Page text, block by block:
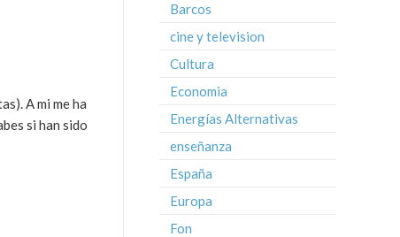
A mi me ha
si han sido
Barcos
cine y television
Cultura
Economia
Energías Alternativas
enseñanza
España
Europa
Fon